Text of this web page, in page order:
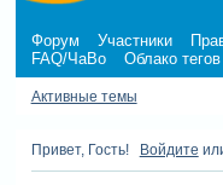
Форум Участники
FAQ/ЧаВо
Облако тегов
Активные темы
Привет, Гость! Войдите